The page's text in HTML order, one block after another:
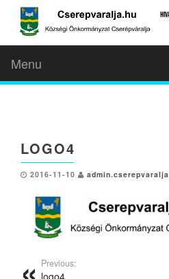
Menu
LOGO4
2016-11-10 admin.cserepvaralja
Previous: